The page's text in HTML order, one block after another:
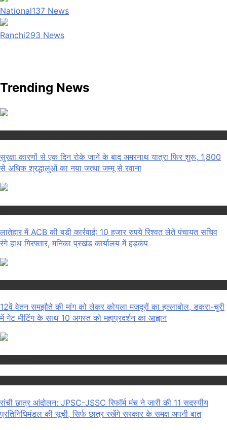
National137 News
Ranchi293 News
Trending News
सुरक्षा कारणों से एक दिन रोके जाने के बाद अमरनाथ यात्रा फिर शुरू, 1,800
से अधिक श्रद्धालुओं का नया जत्था जम्मू से रवाना
लातेहार में ACB की बड़ी कार्रवाई: 10 हजार रुपये रिश्वत लेते पंचायत सचिव
रंगे हाथ गिरफ्तार, मनिका प्रखंड कार्यालय में हड़कंप
12वें वेतन समझौते की मांग को लेकर कोयला मजदूरों का हल्लाबोल, डकरा-चुरी
में गेट मीटिंग के साथ 10 अगस्त को महाप्रदर्शन का आह्वान
रांची छात्र आंदोलन: JPSC-JSSC रिफॉर्म मंच ने जारी की 11 सदस्यीय
प्रतिनिधिमंडल की सूची, सिर्फ छात्र रखेंगे सरकार के समक्ष अपनी बात